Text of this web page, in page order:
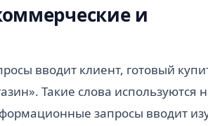
и
вводит клиент, готовый
Такие слова используются
запросы вводит